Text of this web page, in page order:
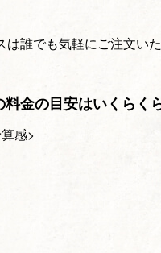
誰でも気軽にご注文い
金の目安はいくらく
感>